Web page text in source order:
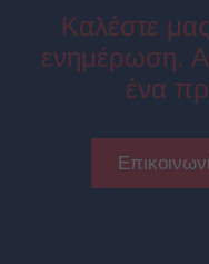
Καλέστε
ενημέρωση.
ένα